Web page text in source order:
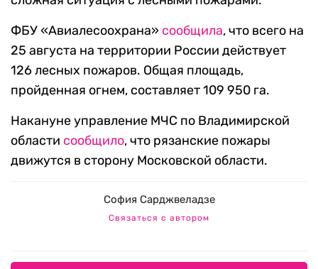
ФБУ «Авиалесоохрана» сообщила, что всего на
25 августа на территории России действует
126 лесных пожаров. Общая площадь,
пройденная огнем, составляет 109 950 га.
Накануне управление МЧС по Владимирской
области сообщило, что рязанские пожары
движутся в сторону Московской области.
София Сарджвеладзе
Связаться с автором